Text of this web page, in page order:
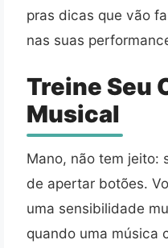
pras dicas que vão
nas suas
Treine Seu
Musical
Mano, não tem jeito:
de apertar botões.
uma sensibilidade
quando uma música